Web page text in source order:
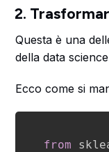
2.
Questa è una
della data
Ecco come si
from